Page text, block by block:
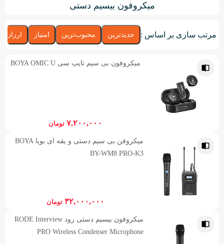
میکروفون بیسیم دستی
مرتب سازی بر اساس : جدیدترین محبوب‌ترین امتیاز
میکروفون بی سیم تایپ سی BOYA OMIC U
۷,۲۰۰,۰۰۰ تومان
میکروفن بی سیم دستی و یقه ای بویا BOYA
BY-WM8 PRO-K3
۳۲,۰۰۰,۰۰۰ تومان
میکروفون بیسیم دستی رود RODE Interview
PRO Wireless Condenser Microphone